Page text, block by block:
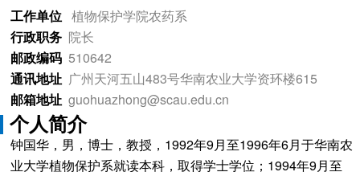
工作单位 植物保护学院农药系
行政职务 院长
邮政编码 510642
通讯地址 广州天河五山483号华南农业大学资环楼615
邮箱地址 guohuazhong@scau.edu.cn
个人简介
钟国华，男，博士，教授，1992年9月至1996年6月于华南农
业大学植物保护系就读本科，取得学士学位；1994年9月至